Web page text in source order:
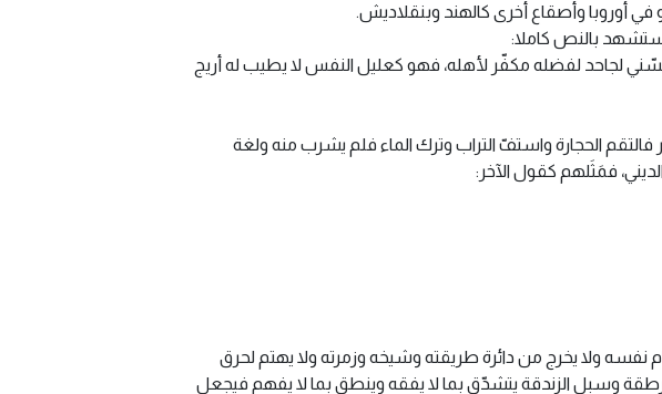
أوروبا وأصقاع أخرى كالهند وبنقلاديش.
بالنص كاملا:
لجاحد لفضله مكفّر لأهله، فهو كعليل النفس لا يطيب له أريج
الحجارة واستفّ التراب وترك الماء فلم يشرب منه ولغة
فمَثَلهم كقول الآخر:
نفسه ولا يخرج من دائرة طريقته وشيخه وزمرته ولا يهتم لحرق
وسبل الزندقة يتشدّق بما لا يفقه وينطق بما لا يفهم فيجعل